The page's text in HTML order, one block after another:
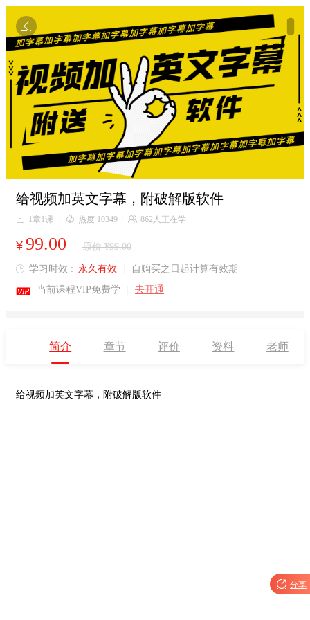

给视频加英文字幕，附破解版软件
 1章1课  热度 10349  862人正在学
¥ 99.00 原价 ¥99.00
 学习时效 : 永久有效 自购买之日起计算有效期
 当前课程VIP免费学 去开通
简介 章节 评价 资料 老师
给视频加英文字幕，附破解版软件
 分享